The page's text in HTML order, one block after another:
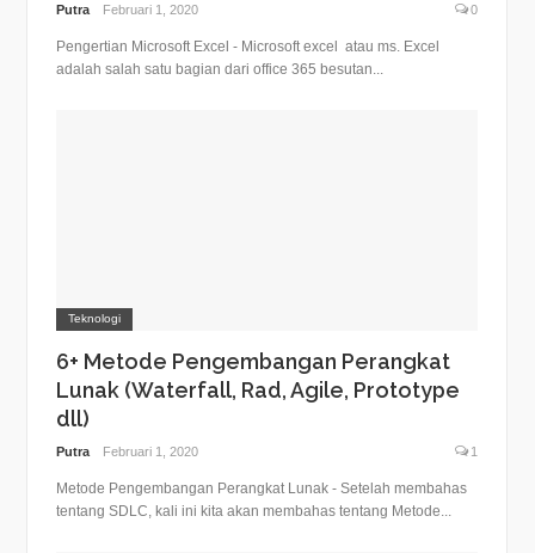
Putra Februari 1, 2020 0
Pengertian Microsoft Excel - Microsoft excel atau ms. Excel
adalah salah satu bagian dari office 365 besutan...
Teknologi
6+ Metode Pengembangan Perangkat
Lunak (Waterfall, Rad, Agile, Prototype
dll)
Putra Februari 1, 2020 1
Metode Pengembangan Perangkat Lunak - Setelah membahas
tentang SDLC, kali ini kita akan membahas tentang Metode...